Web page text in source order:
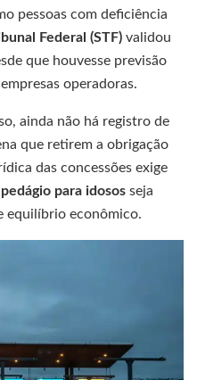
pessoas com deficiência
Federal (STF) validou
que houvesse previsão
operadoras.
ainda não há registro de
que retirem a obrigação
das concessões exige
pedágio para idosos seja
equilíbrio econômico.